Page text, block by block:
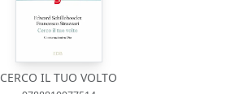
CERCO IL TUO VOLTO